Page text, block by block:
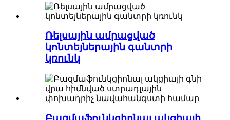
Ռելսային ամրացված
կոնտեյներային գանտրի
կռունկ